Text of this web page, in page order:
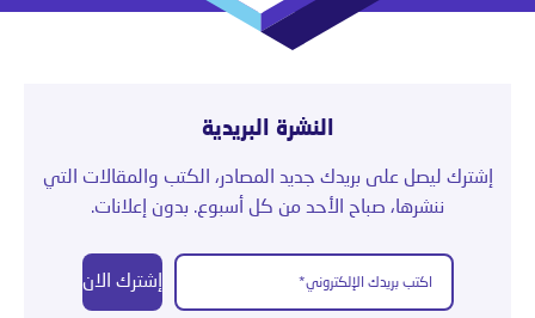
النشرة البريدية
إشترك ليصل على بريدك جديد المصادر، الكتب والمقالات التي
ننشرها، صباح الأحد من كل أسبوع. بدون إعلانات.
إشترك الان